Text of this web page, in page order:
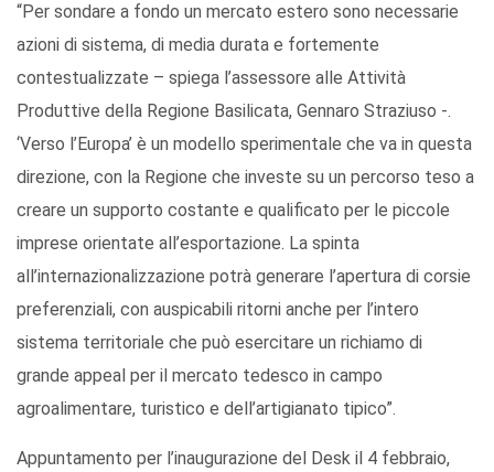
“Per sondare a fondo un mercato estero sono necessarie
azioni di sistema, di media durata e fortemente
contestualizzate – spiega l’assessore alle Attività
Produttive della Regione Basilicata, Gennaro Straziuso -.
‘Verso l’Europa’ è un modello sperimentale che va in questa
direzione, con la Regione che investe su un percorso teso a
creare un supporto costante e qualificato per le piccole
imprese orientate all’esportazione. La spinta
all’internazionalizzazione potrà generare l’apertura di corsie
preferenziali, con auspicabili ritorni anche per l’intero
sistema territoriale che può esercitare un richiamo di
grande appeal per il mercato tedesco in campo
agroalimentare, turistico e dell’artigianato tipico”.
Appuntamento per l’inaugurazione del Desk il 4 febbraio,